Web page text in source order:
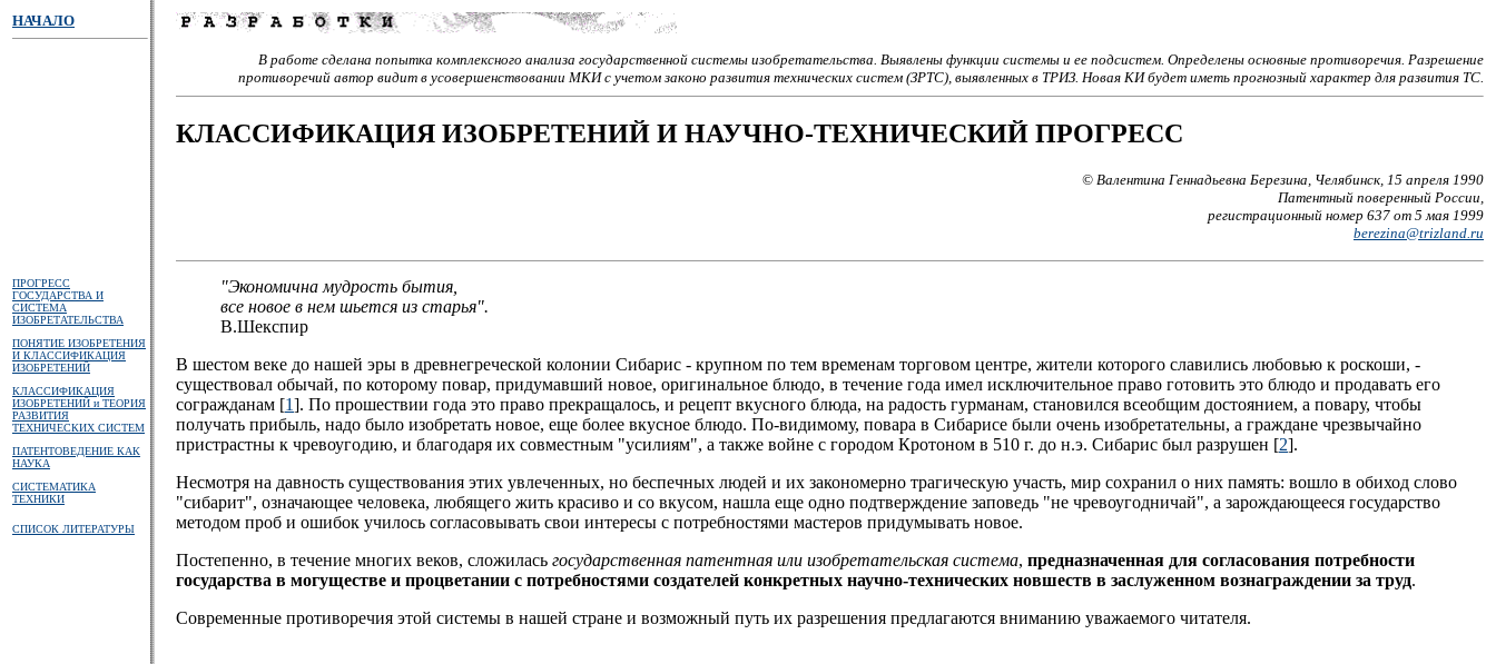
НАЧАЛО
В работе сделана попытка комплексного анализа государственной системы изобретательства. Выявлены функции системы и ее подсистем. Определены основные противоречия. Разрешение
противоречий автор видит в усовершенствовании МКИ с учетом законо развития технических систем (ЗРТС), выявленных в ТРИЗ. Новая КИ будет иметь прогнозный характер для развития ТС.
КЛАССИФИКАЦИЯ ИЗОБРЕТЕНИЙ И НАУЧНО-ТЕХНИЧЕСКИЙ ПРОГРЕСС
© Валентина Геннадьевна Березина, Челябинск, 15 апреля 1990
Патентный поверенный России,
регистрационный номер 637 от 5 мая 1999
berezina@trizland.ru
ПРОГРЕСС
ГОСУДАРСТВА И
СИСТЕМА
ИЗОБРЕТАТЕЛЬСТВА
ПОНЯТИЕ ИЗОБРЕТЕНИЯ
И КЛАССИФИКАЦИЯ
ИЗОБРЕТЕНИЙ
КЛАССИФИКАЦИЯ
ИЗОБРЕТЕНИЙ и ТЕОРИЯ
РАЗВИТИЯ
ТЕХНИЧЕСКИХ СИСТЕМ
ПАТЕНТОВЕДЕНИЕ КАК
НАУКА
СИСТЕМАТИКА
ТЕХНИКИ
СПИСОК ЛИТЕРАТУРЫ
"Экономична мудрость бытия,
все новое в нем шьется из старья".
В.Шекспир
В шестом веке до нашей эры в древнегреческой колонии Сибарис - крупном по тем временам торговом центре, жители которого славились любовью к роскоши, -
существовал обычай, по которому повар, придумавший новое, оригинальное блюдо, в течение года имел исключительное право готовить это блюдо и продавать его
согражданам [1]. По прошествии года это право прекращалось, и рецепт вкусного блюда, на радость гурманам, становился всеобщим достоянием, а повару, чтобы
получать прибыль, надо было изобретать новое, еще более вкусное блюдо. По-видимому, повара в Сибарисе были очень изобретательны, а граждане чрезвычайно
пристрастны к чревоугодию, и благодаря их совместным "усилиям", а также войне с городом Кротоном в 510 г. до н.э. Сибарис был разрушен [2].
Несмотря на давность существования этих увлеченных, но беспечных людей и их закономерно трагическую участь, мир сохранил о них память: вошло в обиход слово
"сибарит", означающее человека, любящего жить красиво и со вкусом, нашла еще одно подтверждение заповедь "не чревоугодничай", а зарождающееся государство
методом проб и ошибок училось согласовывать свои интересы с потребностями мастеров придумывать новое.
Постепенно, в течение многих веков, сложилась государственная патентная или изобретательская система, предназначенная для согласования потребности
государства в могуществе и процветании с потребностями создателей конкретных научно-технических новшеств в заслуженном вознаграждении за труд.
Современные противоречия этой системы в нашей стране и возможный путь их разрешения предлагаются вниманию уважаемого читателя.